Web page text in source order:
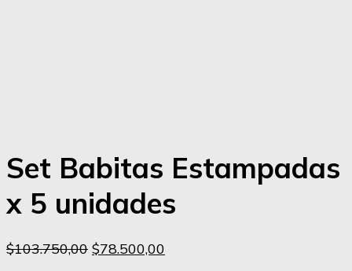
Set Babitas Estampadas
x 5 unidades
$103.750,00 El
$78.500,00